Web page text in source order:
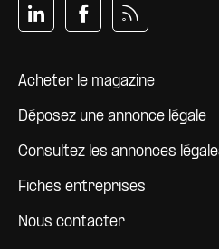
Pied de page
Acheter le magazine
Déposez une annonce légale
Consultez les annonces
Fiches entreprises
Nous contacter